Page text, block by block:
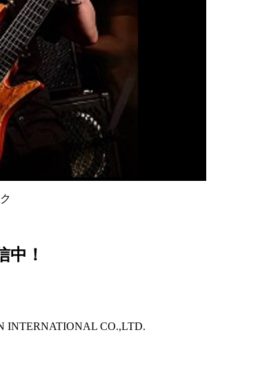
中！
INTERNATIONAL CO.,LTD.